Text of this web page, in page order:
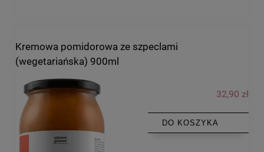
Kremowa pomidorowa ze szpeclami
(wegetariańska) 900ml
32,90 zł
DO KOSZYKA